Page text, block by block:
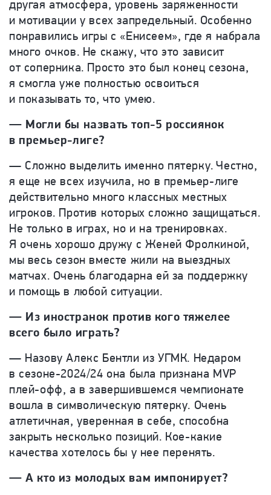
другая атмосфера, уровень заряженности
и мотивации у всех запредельный. Особенно
понравились игры с «Енисеем», где я набрала
много очков. Не скажу, что это зависит
от соперника. Просто это был конец сезона,
я смогла уже полностью освоиться
и показывать то, что умею.
— Могли бы назвать топ-5 россиянок
в премьер-лиге?
— Сложно выделить именно пятерку. Честно,
я еще не всех изучила, но в премьер-лиге
действительно много классных местных
игроков. Против которых сложно защищаться.
Не только в играх, но и на тренировках.
Я очень хорошо дружу с Женей Фролкиной,
мы весь сезон вместе жили на выездных
матчах. Очень благодарна ей за поддержку
и помощь в любой ситуации.
— Из иностранок против кого тяжелее
всего было играть?
— Назову Алекс Бентли из УГМК. Недаром
в сезоне-2024/24 она была признана MVP
плей-офф, а в завершившемся чемпионате
вошла в символическую пятерку. Очень
атлетичная, уверенная в себе, способна
закрыть несколько позиций. Кое-какие
качества хотелось бы у нее перенять.
— А кто из молодых вам импонирует?